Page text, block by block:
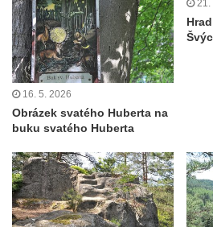
cyklostezky Varhany
Vyhlídka nad jezírkem v Srbské
Vyhlídka Jaroslava Srby
Výšina královny Vilemíny
Doerellova vyhlídka u Dubice
Vyhlídka Václava Krčila
Vyhlídka Mlynářův kámen
Vyhlídky na Řípu (Mělnická,
16. 5. 2026
Obrázek svatého Huberta na
buku svatého Huberta
21.